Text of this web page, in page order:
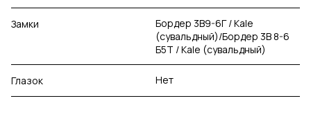
Замки
Бордер 3В9-6Г / Kale
(сувальдный)/Бордер 3В 8-6
Б5Т / Kale (сувальдный)
Глазок Нет